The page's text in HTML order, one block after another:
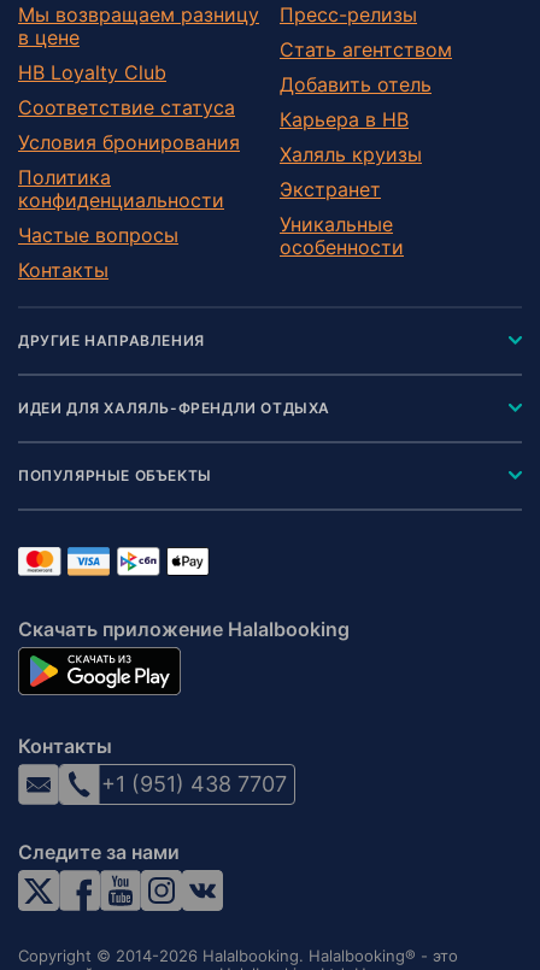
Мы возвращаем разницу
в цене
HB Loyalty Club
Соответствие статуса
Условия бронирования
Политика
конфиденциальности
Частые вопросы
Контакты
Пресс-релизы
Стать агентством
Добавить отель
Карьера в HB
Халяль круизы
Экстранет
Уникальные
особенности
ДРУГИЕ НАПРАВЛЕНИЯ
ИДЕИ ДЛЯ ХАЛЯЛЬ-ФРЕНДЛИ ОТДЫХА
ПОПУЛЯРНЫЕ ОБЪЕКТЫ
Скачать приложение Halalbooking
Контакты
+1 (951) 438 7707
Следите за нами
Copyright © 2014-2026 Halalbooking. Halalbooking® - это